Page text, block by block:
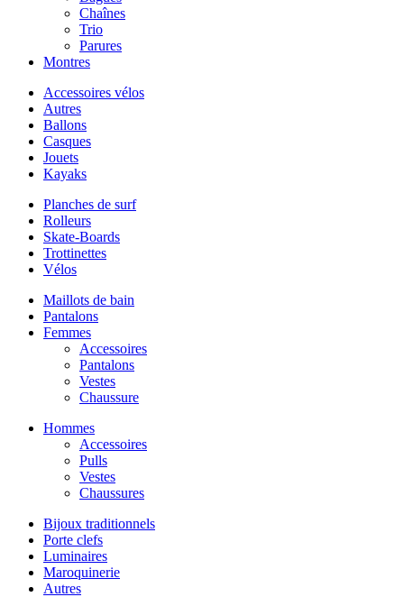
Chaînes
Trio
Parures
Montres
Accessoires vélos
Autres
Ballons
Casques
Jouets
Kayaks
Planches de surf
Rolleurs
Skate-Boards
Trottinettes
Vélos
Maillots de bain
Pantalons
Femmes
Accessoires
Pantalons
Vestes
Chaussure
Hommes
Accessoires
Pulls
Vestes
Chaussures
Bijoux traditionnels
Porte clefs
Luminaires
Maroquinerie
Autres